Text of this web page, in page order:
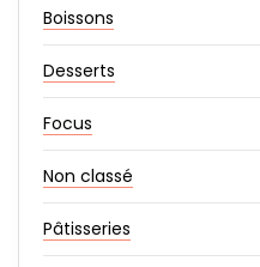
Boissons
Desserts
Focus
Non classé
Pâtisseries